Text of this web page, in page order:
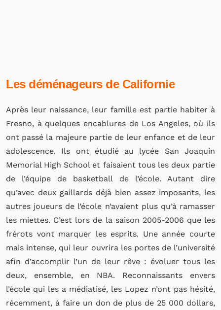
Les déménageurs de Californie
Après leur naissance, leur famille est partie habiter à
Fresno, à quelques encablures de Los Angeles, où ils
ont passé la majeure partie de leur enfance et de leur
adolescence. Ils ont étudié au lycée San Joaquin
Memorial High School et faisaient tous les deux partie
de l’équipe de basketball de l’école. Autant dire
qu’avec deux gaillards déjà bien assez imposants, les
autres joueurs de l’école n’avaient plus qu’à ramasser
les miettes. C’est lors de la saison 2005-2006 que les
frérots vont marquer les esprits. Une année courte
mais intense, qui leur ouvrira les portes de l’université
afin d’accomplir l’un de leur rêve : évoluer tous les
deux, ensemble, en NBA. Reconnaissants envers
l’école qui les a médiatisé, les Lopez n’ont pas hésité,
récemment, à faire un don de plus de 25 000 dollars,